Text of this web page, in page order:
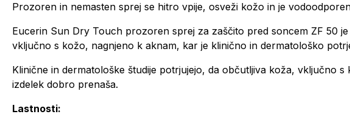
Prozoren in nemasten sprej se hitro vpije, osveži kožo in je
Eucerin Sun Dry Touch prozoren sprej za zaščito pred soncem ZF 50
vključno s kožo, nagnjeno k aknam, kar je klinično in dermatološko
Klinične in dermatološke študije potrjujejo, da občutljiva koža, vključno s
izdelek dobro prenaša.
Lastnosti: